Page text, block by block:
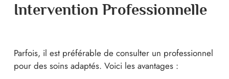
Intervention Professionnelle
Parfois, il est préférable de consulter un professionnel
pour des soins adaptés. Voici les avantages :